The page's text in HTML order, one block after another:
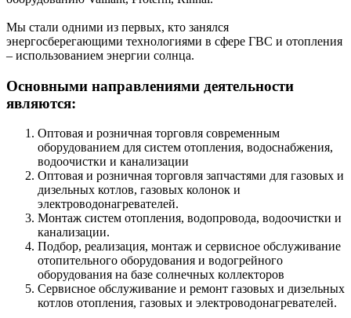
Мы стали одними из первых, кто занялся
энергосберегающими технологиями в сфере ГВС и отопления
– использованием энергии солнца.
Основными направлениями деятельности
являются:
Оптовая и розничная торговля современным
оборудованием для систем отопления, водоснабжения,
водоочистки и канализации
Оптовая и розничная торговля запчастями для газовых и
дизельных котлов, газовых колонок и
электроводонагревателей.
Монтаж систем отопления, водопровода, водоочистки и
канализации.
Подбор, реализация, монтаж и сервисное обслуживание
отопительного оборудования и водогрейного
оборудования на базе солнечных коллекторов
Сервисное обслуживание и ремонт газовых и дизельных
котлов отопления, газовых и электроводонагревателей.